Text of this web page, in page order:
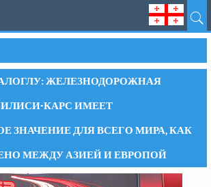
ЖЕЛЕЗНОДОРОЖНАЯ
КАРС ИМЕЕТ
ЗНАЧЕНИЕ ДЛЯ ВСЕГО МИРА, КАК
МЕЖДУ АЗИЕЙ И ЕВРОПОЙ